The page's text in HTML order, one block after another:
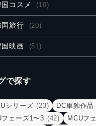
国コスメ (10)
国旅行 (20)
国映画 (51)
で探す
シリーズ (23) DC単独作品
フェーズ1〜3 (42) MCUフ